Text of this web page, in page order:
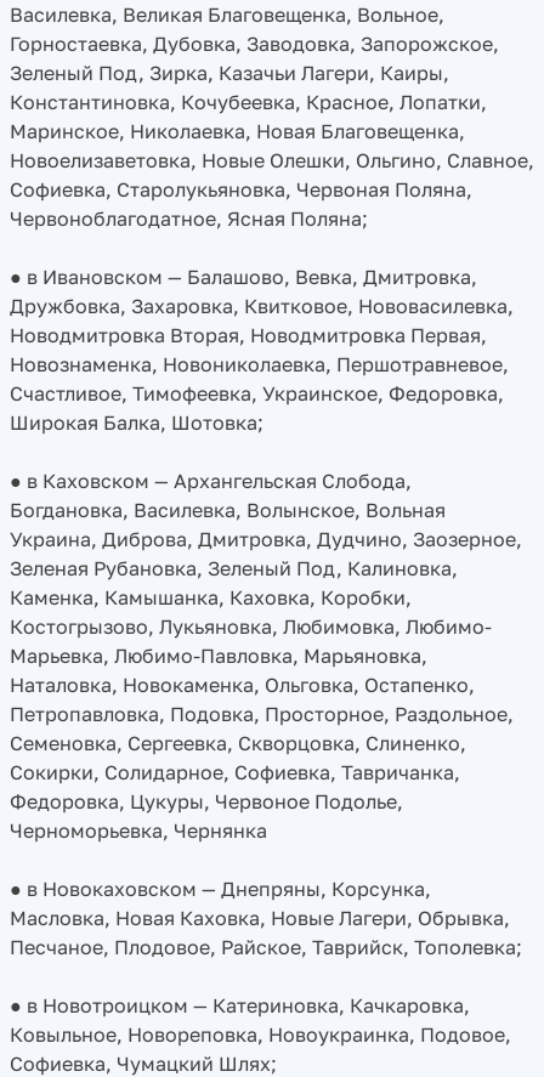
Василевка, Великая Благовещенка, Вольное,
Горностаевка, Дубовка, Заводовка, Запорожское,
Зеленый Под, Зирка, Казачьи Лагери, Каиры,
Константиновка, Кочубеевка, Красное, Лопатки,
Маринское, Николаевка, Новая Благовещенка,
Новоелизаветовка, Новые Олешки, Ольгино, Славное,
Софиевка, Старолукьяновка, Червоная Поляна,
Червоноблагодатное, Ясная Поляна;
● в Ивановском — Балашово, Вевка, Дмитровка,
Дружбовка, Захаровка, Квитковое, Нововасилевка,
Новодмитровка Вторая, Новодмитровка Первая,
Новознаменка, Новониколаевка, Першотравневое,
Счастливое, Тимофеевка, Украинское, Федоровка,
Широкая Балка, Шотовка;
● в Каховском — Архангельская Слобода,
Богдановка, Василевка, Волынское, Вольная
Украина, Диброва, Дмитровка, Дудчино, Заозерное,
Зеленая Рубановка, Зеленый Под, Калиновка,
Каменка, Камышанка, Каховка, Коробки,
Костогрызово, Лукьяновка, Любимовка, Любимо-
Марьевка, Любимо-Павловка, Марьяновка,
Наталовка, Новокаменка, Ольговка, Остапенко,
Петропавловка, Подовка, Просторное, Раздольное,
Семеновка, Сергеевка, Скворцовка, Слиненко,
Сокирки, Солидарное, Софиевка, Тавричанка,
Федоровка, Цукуры, Червоное Подолье,
Черноморьевка, Чернянка
● в Новокаховском — Днепряны, Корсунка,
Масловка, Новая Каховка, Новые Лагери, Обрывка,
Песчаное, Плодовое, Райское, Таврийск, Тополевка;
● в Новотроицком — Катериновка, Качкаровка,
Ковыльное, Новореповка, Новоукраинка, Подовое,
Софиевка, Чумацкий Шлях;